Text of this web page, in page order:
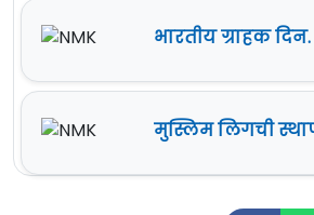
भारतीय ग्राहक दिन.
मुस्लिम लिगची